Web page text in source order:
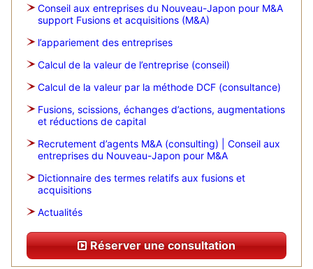
Conseil aux entreprises du Nouveau-Japon pour M&A
support Fusions et acquisitions (M&A)
l’appariement des entreprises
Calcul de la valeur de l’entreprise (conseil)
Calcul de la valeur par la méthode DCF (consultance)
Fusions, scissions, échanges d’actions, augmentations
et réductions de capital
Recrutement d’agents M&A (consulting) | Conseil aux
entreprises du Nouveau-Japon pour M&A
Dictionnaire des termes relatifs aux fusions et
acquisitions
Actualités
Réserver une consultation